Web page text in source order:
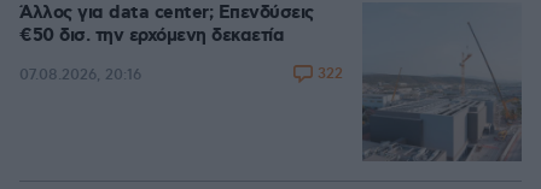
Άλλος για data center; Επενδύσεις
€50 δισ. την ερχόμενη δεκαετία
07.08.2026, 20:16 322